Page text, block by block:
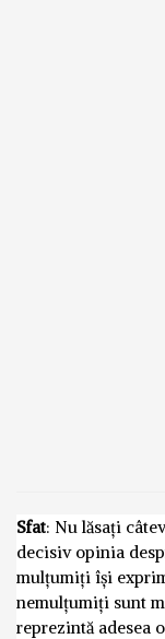
Sfat: Nu lăsați
decisiv opinia
mulțumiți își
nemulțumiți sunt
reprezintă adesea